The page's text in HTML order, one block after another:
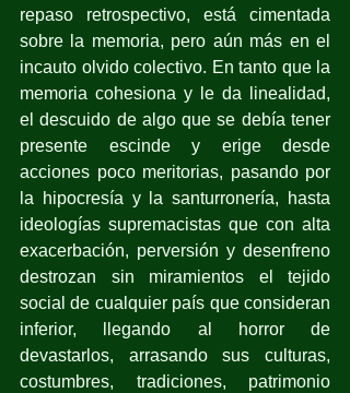
repaso retrospectivo, está cimentada
sobre la memoria, pero aún más en el
incauto olvido colectivo. En tanto que la
memoria cohesiona y le da linealidad,
el descuido de algo que se debía tener
presente escinde y erige desde
acciones poco meritorias, pasando por
la hipocresía y la santurronería, hasta
ideologías supremacistas que con alta
exacerbación, perversión y desenfreno
destrozan sin miramientos el tejido
social de cualquier país que consideran
inferior, llegando al horror de
devastarlos, arrasando sus culturas,
costumbres, tradiciones, patrimonio